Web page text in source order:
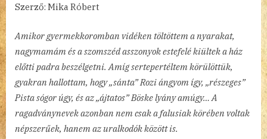
Szerző: Mika Róbert
Amikor gyermekkoromban vidéken töltöttem a nyarakat,
nagymamám és a szomszéd asszonyok estefelé kiültek a ház
előtti padra beszélgetni. Amíg sertepertéltem körülöttük,
gyakran hallottam, hogy „sánta” Rozi ángyom így, „részeges”
Pista sógor úgy, és az „ájtatos” Böske lyány amúgy… A
ragadványnevek azonban nem csak a falusiak körében voltak
népszerűek, hanem az uralkodók között is.